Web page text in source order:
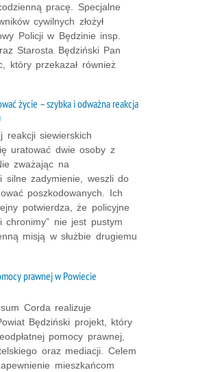
pracę. Specjalne
cywilnych złożył
Policji w Będzinie insp.
Starosta Będziński Pan
który przekazał również
życie – szybka i odważna reakcja
reakcji siewierskich
uratować dwie osoby z
zważając na
silne zadymienie, weszli do
poszkodowanych. Ich
potwierdza, że policyjne
chronimy” nie jest pustym
misją w służbie drugiemu
prawnej w Powiecie
Corda realizuje
Będziński projekt, który
pomocy prawnej,
oraz mediacji. Celem
mieszkańcom